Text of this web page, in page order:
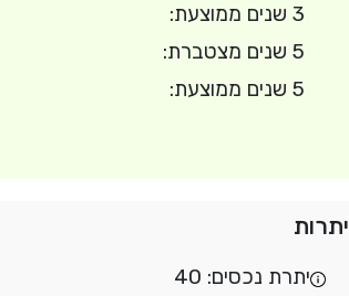
3 שנים ממוצעת:
5 שנים מצטברת:
5 שנים ממוצעת:
יתרות
יתרת נכסים: 40